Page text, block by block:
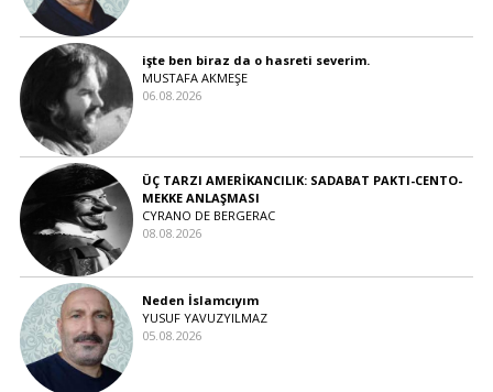
işte ben biraz da o hasreti severim.
MUSTAFA AKMEŞE
06.08.2026
ÜÇ TARZI AMERİKANCILIK: SADABAT PAKTI-CENTO-
MEKKE ANLAŞMASI
CYRANO DE BERGERAC
08.08.2026
Neden İslamcıyım
YUSUF YAVUZYILMAZ
05.08.2026